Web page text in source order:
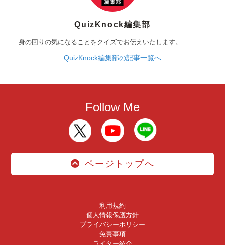
QuizKnock編集部
身の回りの気になることをクイズでお伝えいたします。
QuizKnock編集部の記事一覧へ
Follow Me
ページトップへ
利用規約
個人情報保護方針
プライバシーポリシー
免責事項